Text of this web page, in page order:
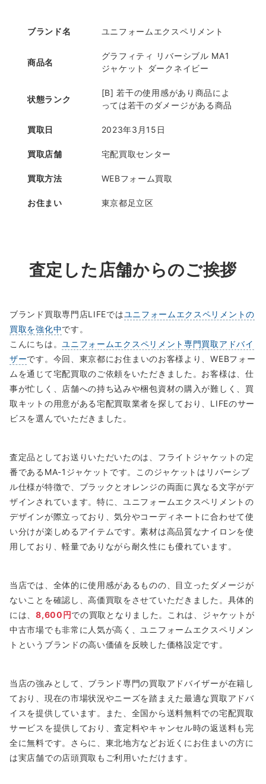
ブランド名 ユニフォームエクスペリメント
商品名
グラフィティ リバーシブル MA1
ジャケット ダークネイビー
状態ランク
[B] 若干の使用感があり商品によ
っては若干のダメージがある商品
買取日 2023年3月15日
買取店舗 宅配買取センター
買取方法 WEBフォーム買取
お住まい 東京都足立区
査定した店舗からのご挨拶
ブランド買取専門店LIFEではユニフォームエクスペリメントの
買取を強化中です。
こんにちは。ユニフォームエクスペリメント専門買取アドバイ
ザーです。今回、東京都にお住まいのお客様より、WEBフォー
ムを通じて宅配買取のご依頼をいただきました。お客様は、仕
事が忙しく、店舗への持ち込みや梱包資材の購入が難しく、買
取キットの用意がある宅配買取業者を探しており、LIFEのサー
ビスを選んでいただきました。
査定品としてお送りいただいたのは、フライトジャケットの定
番であるMA-1ジャケットです。このジャケットはリバーシブ
ル仕様が特徴で、ブラックとオレンジの両面に異なる文字がデ
ザインされています。特に、ユニフォームエクスペリメントの
デザインが際立っており、気分やコーディネートに合わせて使
い分けが楽しめるアイテムです。素材は高品質なナイロンを使
用しており、軽量でありながら耐久性にも優れています。
当店では、全体的に使用感があるものの、目立ったダメージが
ないことを確認し、高価買取をさせていただきました。具体的
には、8,600円での買取となりました。これは、ジャケットが
中古市場でも非常に人気が高く、ユニフォームエクスペリメン
トというブランドの高い価値を反映した価格設定です。
当店の強みとして、ブランド専門の買取アドバイザーが在籍し
ており、現在の市場状況やニーズを踏まえた最適な買取アドバ
イスを提供しています。また、全国から送料無料での宅配買取
サービスを提供しており、査定料やキャンセル時の返送料も完
全に無料です。さらに、東北地方などお近くにお住まいの方に
は実店舗での店頭買取もご利用いただけます。